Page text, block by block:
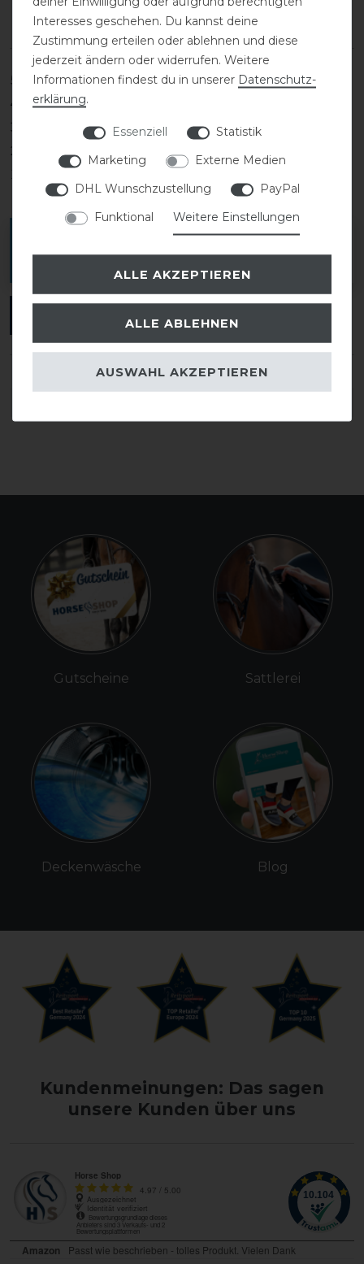
5
0
4
3
0
2
0
1
Melde dich an, um eine Kundenrezension zu
Gutscheine
Deckenwäsche
Sattlerei
Blog
Kundenmeinungen: Das sagen
unsere Kunden über uns
Interesses geschehen. Du kannst deine
Zustimmung erteilen oder ablehnen und diese
jederzeit ändern oder widerrufen. Weitere
Informationen findest du in unserer Daten­schutz­
erklärung.
Essenziell
Statistik
Marketing
Externe Medien
DHL Wunschzustellung
PayPal
Funktional
Weitere Einstellungen
ALLE AKZEPTIEREN
ALLE ABLEHNEN
AUSWAHL AKZEPTIEREN